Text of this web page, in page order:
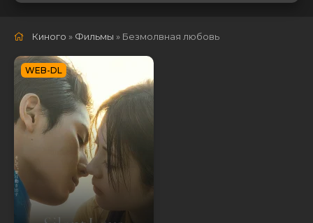
Киного » Фильмы » Безмолвная любовь
WEB-DL